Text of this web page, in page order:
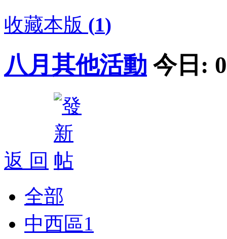
收藏本版 (1)
八月其他活動 今日: 0
返 回
全部
中西區1